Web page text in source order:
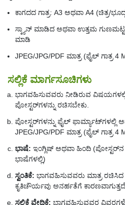
ಕಾಗದದ ಗಾತ್ರ: A3 ಅಥವಾ A4 (ಚಿತ್ರ/
ಸ್ಕ್ಯಾನ್ ಮಾಡಿದ ಅಥವಾ ಉತ್ತಮ
ಮಾಡಿ
JPEG/JPG/PDF ಮಾತ್ರ (ಫೈಲ್ ಗಾತ್ರ 4
ಸಲ್ಲಿಕೆ ಮಾರ್ಗಸೂಚಿಗಳು
ಭಾಗವಹಿಸುವವರು ನೀಡಿರುವ
ಪೋಸ್ಟರ್‌ಗಳನ್ನು ರಚಿಸಬೇಕು.
ಪೋಸ್ಟರ್‌ಗಳನ್ನು ಫೈಲ್
JPEG/JPG/PDF ಮಾತ್ರ (ಫೈಲ್ ಗಾತ್ರ 4
ಭಾಷೆ: ಇಂಗ್ಲಿಷ್ ಅಥವಾ ಹಿಂದಿ
ಭಾಷೆಗಳಲ್ಲಿ)
ಸ್ವಂತಿಕೆ: ಭಾಗವಹಿಸುವವರು ಮಾತ್ರ
ಕೃತಿಚೌರ್ಯವು ಅನರ್ಹತೆಗೆ
ಸಲ್ಲಿಕೆ ವೇದಿಕೆ: ಭಾಗವಹಿಸುವವರ